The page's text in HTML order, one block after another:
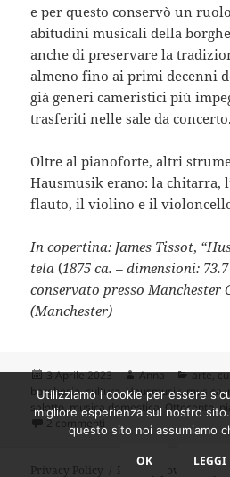
e per questo conservò un
abitudini musicali della
anche di preservare la
almeno fino ai primi decenni
già generi cameristici più
trasferiti nelle sale da concerto.
Oltre al pianoforte, altri
Hausmusik erano: la chitarra,
flauto, il violino e il
In copertina: James Tissot,
tela (1875 ca. – dimensioni:
conservato presso Manchester
(Manchester)
Scritto
il
3 Aprile 2023 Autore
Anna arte,
borghesia,cultura,Hausmusik,musica,
salotto,musica domestica, Ottocento,
2 commenti su “Salonmusik”,
Privacy Policy Proudly powered by
Utilizziamo i cookie per essere
migliore esperienza sul nostro
questo sito noi assumiamo
OK